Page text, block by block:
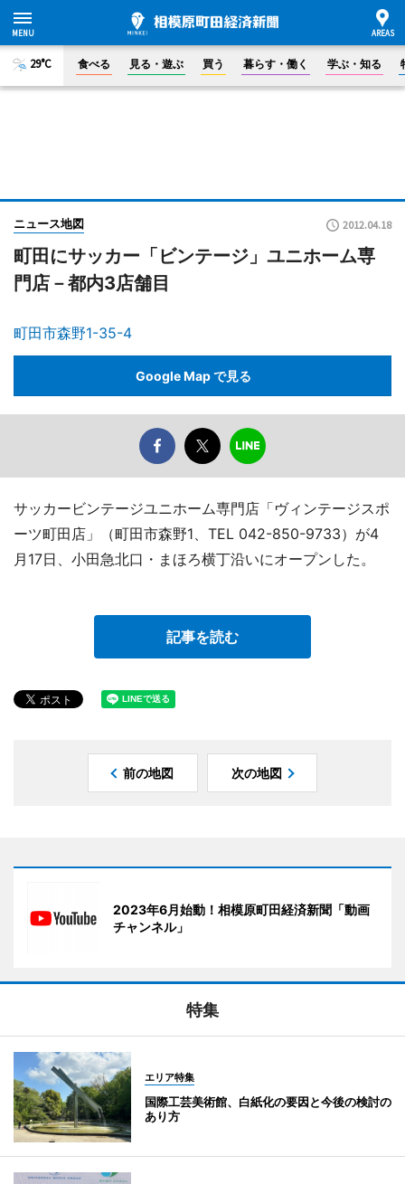
29°C 食べる 見る・遊ぶ 買う 暮らす・働く 学ぶ・知る
ニュース地図 2012.04.18
町田にサッカー「ビンテージ」ユニホーム専
門店－都内3店舗目
町田市森野1-35-4
Google Map で見る
サッカービンテージユニホーム専門店「ヴィンテージスポ
ーツ町田店」（町田市森野1、TEL 042-850-9733）が4
月17日、小田急北口・まほろ横丁沿いにオープンした。
記事を読む
前の地図 次の地図
2023年6月始動！相模原町田経済新聞「動画
チャンネル」
特集
エリア特集
国際工芸美術館、白紙化の要因と今後の検討の
あり方